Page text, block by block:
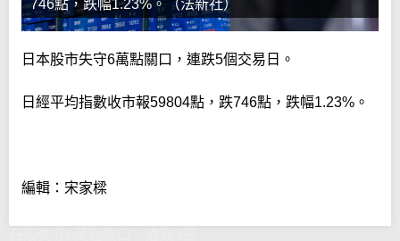
746點，跌幅1.23%。（法新社）
日本股市失守6萬點關口，連跌5個交易日。
日經平均指數收市報59804點，跌746點，跌幅1.23%。
編輯：宋家樑